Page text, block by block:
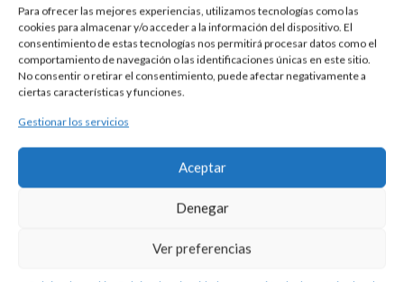
Para ofrecer las mejores experiencias, utilizamos tecnologías como las
cookies para almacenar y/o acceder a la información del dispositivo. El
consentimiento de estas tecnologías nos permitirá procesar datos como el
comportamiento de navegación o las identificaciones únicas en este sitio.
No consentir o retirar el consentimiento, puede afectar negativamente a
ciertas características y funciones.
Gestionar los servicios
Aceptar
Denegar
Ver preferencias
nuestros talleres de Madrid, España. Es por ello por lo que sus
características y precio pueden variar de una pieza a otra.
Para cualquier consulta contacte con nosotros.
DESCRIPCIÓN
Sortija de plata 925 con piedra natural oval de medida 14 x 10